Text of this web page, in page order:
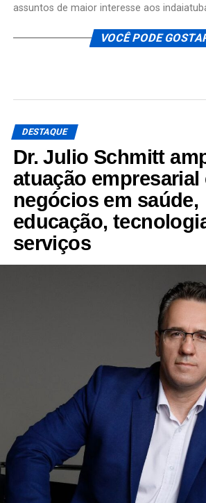
assuntos de maior interesse aos
VOCÊ PODE
DESTAQUE
Dr. Julio Schmitt
atuação empresarial
negócios em saúde,
educação,
serviços